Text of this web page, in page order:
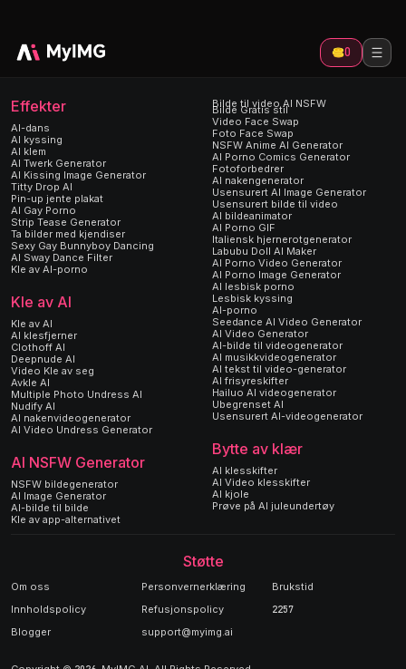
0
Effekter
AI-dans
AI kyssing
AI klem
AI Twerk Generator
AI Kissing Image Generator
Titty Drop AI
Pin-up jente plakat
AI Gay Porno
Strip Tease Generator
Ta bilder med kjendiser
Sexy Gay Bunnyboy Dancing
AI Sway Dance Filter
Kle av AI-porno
Kle av AI
Kle av AI
AI klesfjerner
Clothoff AI
Deepnude AI
Video Kle av seg
Avkle AI
Multiple Photo Undress AI
Nudify AI
AI nakenvideogenerator
AI Video Undress Generator
AI NSFW Generator
NSFW bildegenerator
AI Image Generator
AI-bilde til bilde
Kle av app-alternativet
Bilde til video AI NSFW
Bilde Gratis stil
Video Face Swap
Foto Face Swap
NSFW Anime AI Generator
AI Porno Comics Generator
Fotoforbedrer
AI nakengenerator
Usensurert AI Image Generator
Usensurert bilde til video
AI bildeanimator
AI Porno GIF
Italiensk hjernerotgenerator
Labubu Doll AI Maker
AI Porno Video Generator
AI Porno Image Generator
AI lesbisk porno
Lesbisk kyssing
AI-porno
Seedance AI Video Generator
AI Video Generator
AI-bilde til videogenerator
AI musikkvideogenerator
AI tekst til video-generator
AI frisyreskifter
Hailuo AI videogenerator
Ubegrenset AI
Usensurert AI-videogenerator
Bytte av klær
AI klesskifter
AI Video klesskifter
AI kjole
Prøve på AI juleundertøy
Støtte
Om oss Personvernerklæring
Brukstid
Innholdspolicy
Refusjonspolicy
2257
Blogger
support@myimg.ai